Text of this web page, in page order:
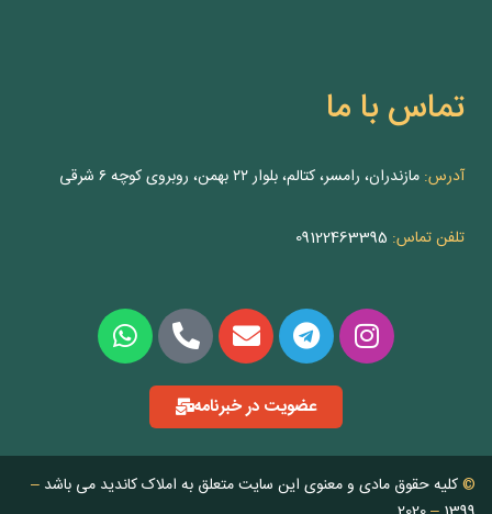
تماس با ما
آدرس: مازندران، رامسر، کتالم، بلوار ۲۲ بهمن، روبروی کوچه ۶ شرقی
تلفن تماس: 09122463395
عضویت در خبرنامه
©کلیه حقوق مادی و معنوی این سایت متعلق به املاک کاندید می باشد –